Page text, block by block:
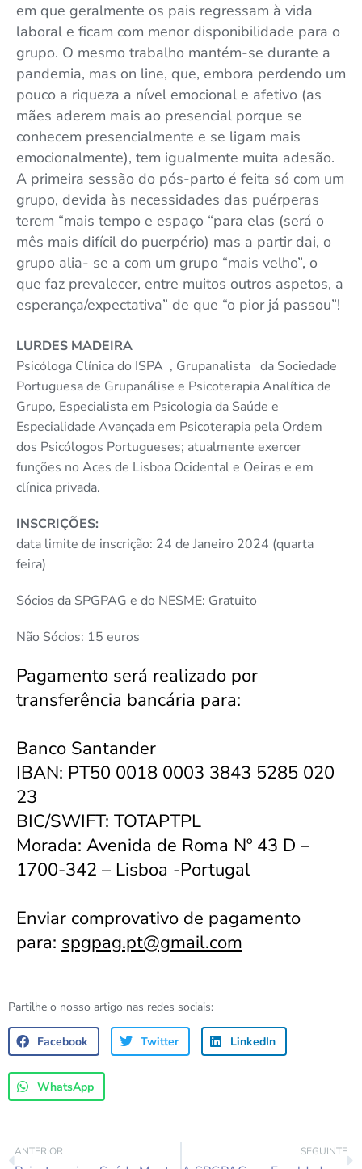
em que geralmente os pais regressam à vida
laboral e ficam com menor disponibilidade para o
grupo. O mesmo trabalho mantém-se durante a
pandemia, mas on line, que, embora perdendo um
pouco a riqueza a nível emocional e afetivo (as
mães aderem mais ao presencial porque se
conhecem presencialmente e se ligam mais
emocionalmente), tem igualmente muita adesão.
A primeira sessão do pós-parto é feita só com um
grupo, devida às necessidades das puérperas
terem “mais tempo e espaço “para elas (será o
mês mais difícil do puerpério) mas a partir dai, o
grupo alia- se a com um grupo “mais velho”, o
que faz prevalecer, entre muitos outros aspetos, a
esperança/expectativa” de que “o pior já passou”!
LURDES MADEIRA
Psicóloga Clínica do ISPA , Grupanalista da Sociedade
Portuguesa de Grupanálise e Psicoterapia Analítica de
Grupo, Especialista em Psicologia da Saúde e
Especialidade Avançada em Psicoterapia pela Ordem
dos Psicólogos Portugueses; atualmente exercer
funções no Aces de Lisboa Ocidental e Oeiras e em
clínica privada.
INSCRIÇÕES:
data limite de inscrição: 24 de Janeiro 2024 (quarta
feira)
Sócios da SPGPAG e do NESME: Gratuito
Não Sócios: 15 euros
Pagamento será realizado por
transferência bancária para:
Banco Santander
IBAN: PT50 0018 0003 3843 5285 020
23
BIC/SWIFT: TOTAPTPL
Morada: Avenida de Roma Nº 43 D –
1700-342 – Lisboa -Portugal
Enviar comprovativo de pagamento
para: spgpag.pt@gmail.com
Partilhe o nosso artigo nas redes sociais:
Facebook Twitter LinkedIn
WhatsApp
ANTERIOR SEGUINTE